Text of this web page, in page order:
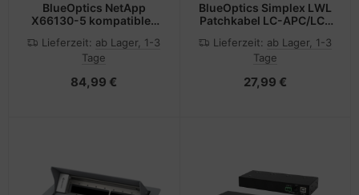
BlueOptics NetApp
X66130-5 kompatibles
SC272701Q5M26
Lieferzeit: ab Lager, 1-3
Tage
84,99 €
BlueOptics Simplex LWL
Patchkabel LC-APC/LC-
Lieferzeit: ab Lager, 1-3
Tage
27,99 €